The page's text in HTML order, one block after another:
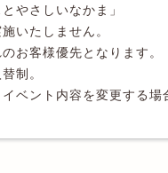
とやさしいなかま」
いたしません。
お客様優先となります。
制。
ベント内容を変更する場